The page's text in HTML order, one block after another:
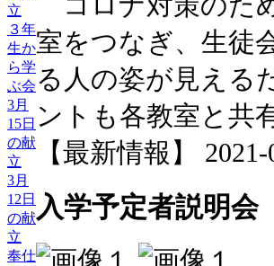
立
３年
生か
ら学
ぶ会
3月
15日
の献
立
3月
12日
の献
立
奉仕
室をつなぎ、生徒
る人の姿が見える
ントも各教室と共
【最新情報】
入学予定者説明会